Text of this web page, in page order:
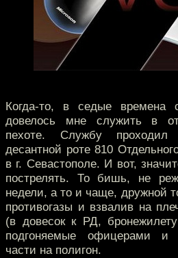
Когда-то, в седые времена
довелось мне служить в
пехоте. Службу проходил
десантной роте 810
в г. Севастополе. И вот,
пострелять. То бишь, не
недели, а то и чаще, дружной
противогазы и взвалив на
(в довесок к РД,
подгоняемые офицерами и
части на полигон.